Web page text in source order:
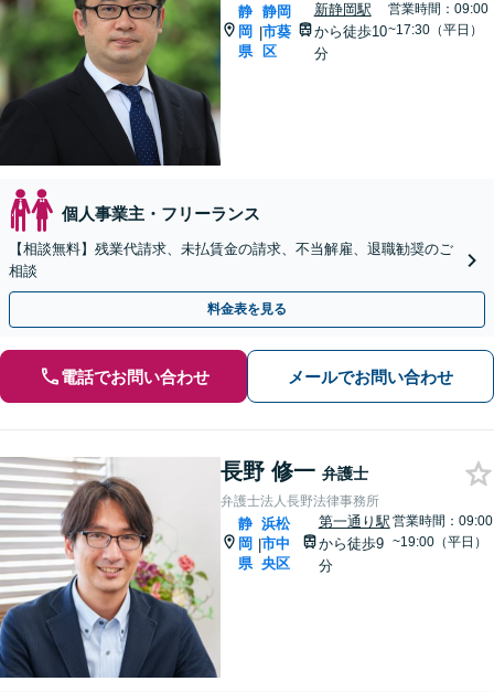
静
岡
県
|
静岡
市葵
区
新静岡駅
から徒歩10
分
営業時間：09:00
~17:30（平日）
個人事業主・フリーランス
【相談無料】残業代請求、未払賃金の請求、不当解雇、退職勧奨のご
相談
料金表を見る
電話でお問い合わせ メールでお問い合わせ
長野 修一 弁護士
弁護士法人長野法律事務所
静
岡
県
|
浜松
市中
央区
第一通り駅
から徒歩9
分
営業時間：09:00
~19:00（平日）